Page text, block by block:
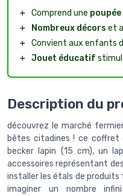
＋ Comprend une poupée
＋
Nombreux décors et
＋ Convient aux enfants
＋ Jouet éducatif
Description du
découvrez le marché
bêtes citadines ! ce coffret
becker lapin (15 cm), un
accessoires représentant
installer les étals de produits
imaginer un nombre